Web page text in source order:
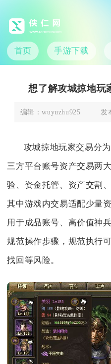
首页 手游下载
想了解攻城掠地玩
编辑：wuyuzhu925 发
攻城掠地玩家交易分
三方平台账号资产交易两
验、资金托管、资产交割
其中游戏内交易适配少量
用于成品账号、高价值神
规范操作步骤，规范执行
找回等风险。